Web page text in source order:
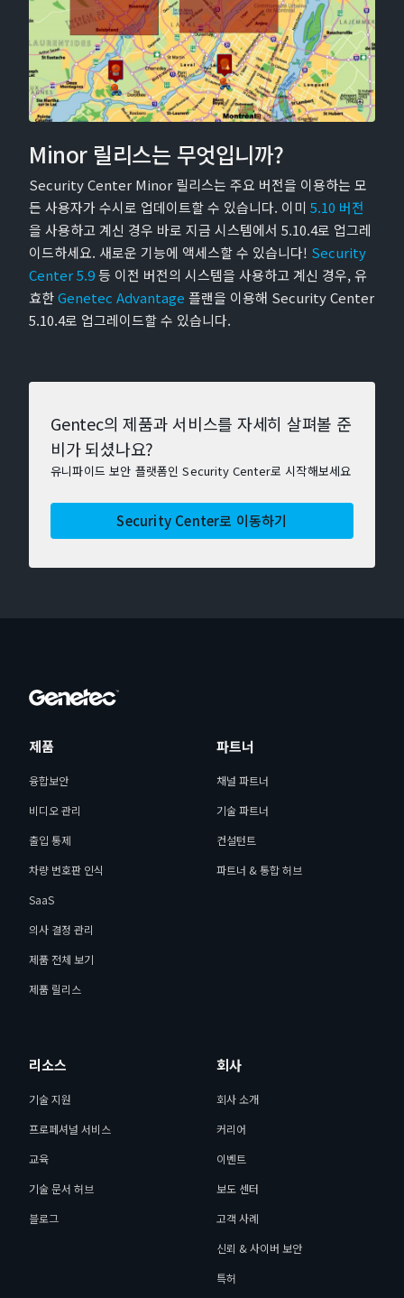
Minor 릴리스는 무엇입니까?
Security Center Minor 릴리스는 주요 버전을 이용하는 모
든 사용자가 수시로 업데이트할 수 있습니다. 이미 5.10 버전
을 사용하고 계신 경우 바로 지금 시스템에서 5.10.4로 업그레
이드하세요. 새로운 기능에 액세스할 수 있습니다! Security
Center 5.9등 이전 버전의 시스템을 사용하고 계신 경우, 유
효한Genetec Advantage 플랜을 이용해 Security Center
5.10.4로 업그레이드할 수 있습니다.
Gentec의 제품과 서비스를 자세히 살펴볼 준
비가 되셨나요?
유니파이드 보안 플랫폼인 Security Center로 시작해보세요
Security Center로 이동하기
제품
융합보안
비디오 관리
출입 통제
차량 번호판 인식
SaaS
의사 결정 관리
제품 전체 보기
제품 릴리스
파트너
채널 파트너
기술 파트너
컨설턴트
파트너 & 통합 허브
리소스
기술 지원
프로페셔널 서비스
교육
기술 문서 허브
블로그
회사
회사 소개
커리어
이벤트
보도 센터
고객 사례
신뢰 & 사이버 보안
특허